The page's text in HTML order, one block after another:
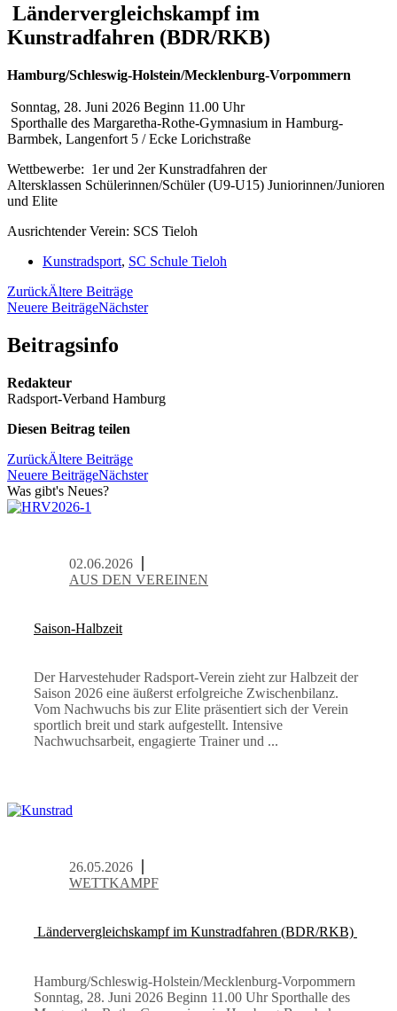
Ländervergleichskampf im
Kunstradfahren (BDR/RKB)
Hamburg/Schleswig-Holstein/Mecklenburg-Vorpommern
Sonntag, 28. Juni 2026 Beginn 11.00 Uhr
Sporthalle des Margaretha-Rothe-Gymnasium in Hamburg-
Barmbek, Langenfort 5 / Ecke Lorichstraße
Wettbewerbe: 1er und 2er Kunstradfahren der
Altersklassen Schülerinnen/Schüler (U9-U15) Juniorinnen/Junioren
und Elite
Ausrichtender Verein: SCS Tieloh
Kunstradsport, SC Schule Tieloh
ZurückÄltere Beiträge
Neuere BeiträgeNächster
Beitrags­info
Redakteur
Radsport-Verband Hamburg
Diesen Beitrag teilen
ZurückÄltere Beiträge
Neuere BeiträgeNächster
Was gibt's Neues?
02.06.2026
AUS DEN VEREINEN
Saison-Halbzeit
Der Harvestehuder Radsport-Verein zieht zur Halbzeit der
Saison 2026 eine äußerst erfolgreiche Zwischenbilanz.
Vom Nachwuchs bis zur Elite präsentiert sich der Verein
sportlich breit und stark aufgestellt. Intensive
Nachwuchsarbeit, engagierte Trainer und ...
26.05.2026
WETTKAMPF
Ländervergleichskampf im Kunstradfahren (BDR/RKB)
Hamburg/Schleswig-Holstein/Mecklenburg-Vorpommern
Sonntag, 28. Juni 2026 Beginn 11.00 Uhr Sporthalle des